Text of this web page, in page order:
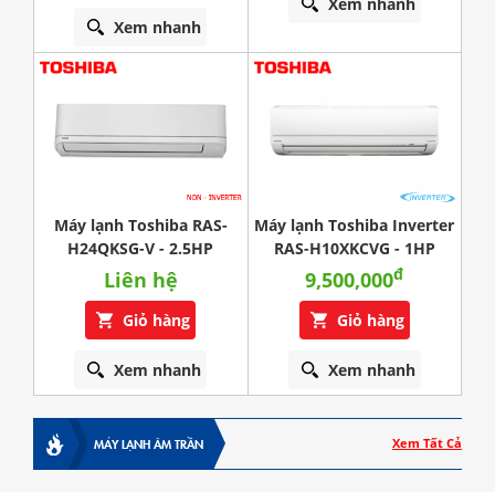
Xem nhanh
Xem nhanh
Máy lạnh Toshiba RAS-
H24QKSG-V - 2.5HP
Liên hệ
Giỏ hàng
Xem nhanh
Máy lạnh Toshiba Inverter
RAS-H10XKCVG - 1HP
9,500,000đ
Giỏ hàng
Xem nhanh
MÁY LẠNH ÂM TRẦN Xem Tất Cả